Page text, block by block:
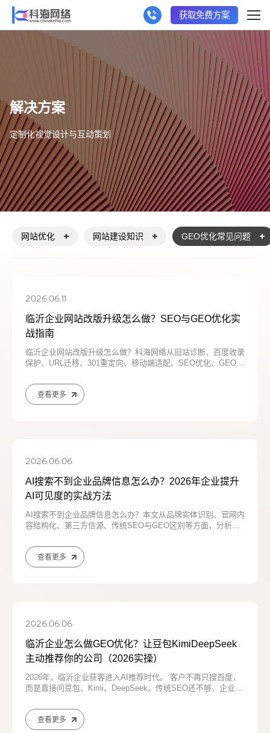
获取免费方案
解决方案
定制化视觉设计与互动策划
网站优化 网站建设知识 GEO优化常见问题
2026.06.11
临沂企业网站改版升级怎么做？SEO与GEO优化实
战指南
临沂企业网站改版升级怎么做？科海网络从旧站诊断、百度收录
保护、URL迁移、301重定向、移动端适配、SEO优化、GEO生
级为获客型网站。
查看更多
2026.06.06
AI搜索不到企业品牌信息怎么办？2026年企业提升
AI可见度的实战方法
AI搜索不到企业品牌信息怎么办？本文从品牌实体识别、官网内
容结构化、第三方信源、传统SEO与GEO区别等方面，分析企
别，并提供提升企业
查看更多
2026.06.06
临沂企业怎么做GEO优化？让豆包KimiDeepSeek
主动推荐你的公司（2026实操）
2026年，临沂企业获客进入AI推荐时代。 客户不再只搜百度，
而是直接问豆包、Kimi、DeepSeek。传统SEO还不够，企业必
问答内容矩阵。
查看更多
请输入您的公司名称
联系电话 微信号